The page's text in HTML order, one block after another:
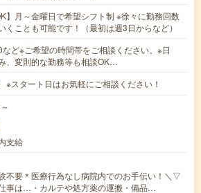
】月～金曜日で希望シフト制 ※徐々に勤務回数
くことも可能です！（最初は週3日からなど）
ど※ご希望の時間帯をご相談ください。※日
、変則的な勤務等も相談OK…
スタート日はお気軽にご相談ください！
支給
不要＊医療行為なし病院内でのお手伝い！＼▽
事は…・カルテや処方薬の運搬・備品…